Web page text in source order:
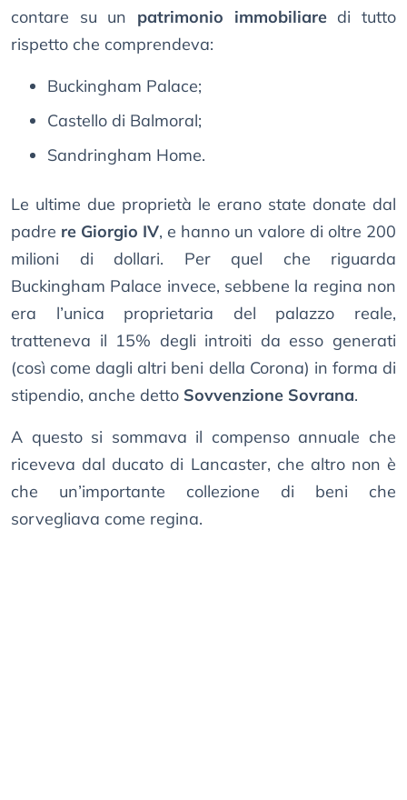
contare su un patrimonio immobiliaredi tutto
rispetto che comprendeva:
Buckingham Palace;
Castello di Balmoral;
Sandringham Home.
Le ultime due proprietà le erano state donate dal
padre re Giorgio IV, e hanno un valore di oltre 200
milioni di dollari. Per quel che riguarda
Buckingham Palace invece, sebbene la regina non
era l’unica proprietaria del palazzo reale,
tratteneva il 15% degli introiti da esso generati
(così come dagli altri beni della Corona) in forma di
stipendio, anche detto Sovvenzione Sovrana.
A questo si sommava il compenso annuale che
riceveva dal ducato di Lancaster, che altro non è
che un’importante collezione di beni che
sorvegliava come regina.